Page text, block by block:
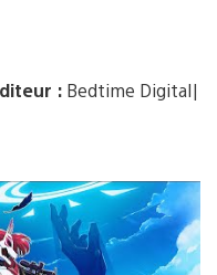
: Bedtime Digital|